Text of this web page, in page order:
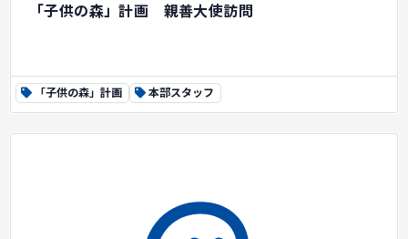
「子供の森」計画 親善大使訪問
「子供の森」計画 本部スタッフ